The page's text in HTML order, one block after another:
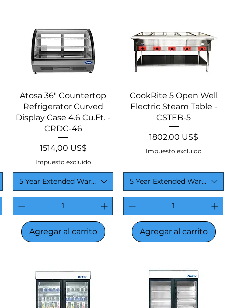
Vista rápida
Atosa 36" Countertop
Refrigerator Curved
Display Case 4.6 Cu.Ft. -
CRDC-46
Precio
1514,00 US$
Impuesto excluido
5 Year Extended Warranty
Agregar al carrito
Vista rápida
CookRite 5 Open Well
Electric Steam Table -
CSTEB-5
Precio
1802,00 US$
Impuesto excluido
5 Year Extended Warranty
Agregar al carrito